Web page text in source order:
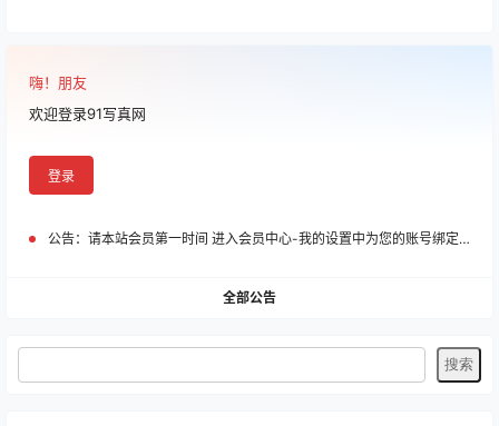
嗨！朋友
欢迎登录91写真网
登录
公告： 请本站会员第一时间 进入会员中心-我的设置中为您的账号绑定邮箱!
全部公告